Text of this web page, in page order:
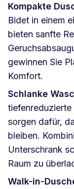
Kompakte
Bidet in einem
bieten sanfte
gewinnen Sie
Komfort.
Schlanke
sorgen dafür,
bleiben.
Unterschrank
Raum zu
Walk-in-